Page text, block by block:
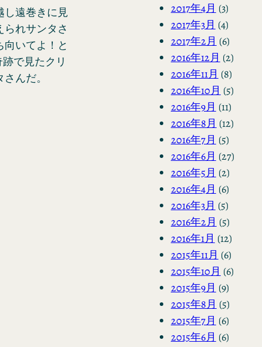
し遠巻きに見
れサンタさ
いてよ！と
で見たクリ
んだ。
2017年4月 (3)
2017年3月 (4)
2017年2月 (6)
2016年12月 (2)
2016年11月 (8)
2016年10月 (5)
2016年9月 (11)
2016年8月 (12)
2016年7月 (5)
2016年6月 (27)
2016年5月 (2)
2016年4月 (6)
2016年3月 (5)
2016年2月 (5)
2016年1月 (12)
2015年11月 (6)
2015年10月 (6)
2015年9月 (9)
2015年8月 (5)
2015年7月 (6)
2015年6月 (6)